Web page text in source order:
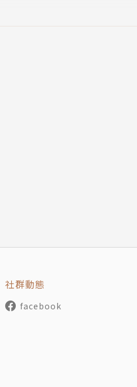
出臺灣風格的麵包，是火
社群動態
facebook